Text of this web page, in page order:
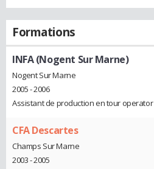
Formations
INFA (Nogent Sur Marne)
Nogent Sur Marne
2005 - 2006
Assistant de production en tour operator
CFA Descartes
Champs Sur Marne
2003 - 2005